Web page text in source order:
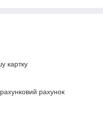
картку
рахунок